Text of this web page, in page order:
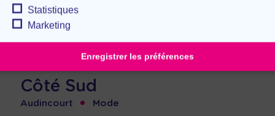
Statistiques
Marketing
Enregistrer les préférences
Côté Sud
Audincourt • Mode